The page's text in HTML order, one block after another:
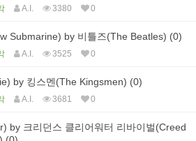
A.I. 3380 0
Submarine) by 비틀즈(The Beatles) (0)
A.I. 3525 0
by 킹스멘(The Kingsmen) (0)
A.I. 3681 0
by 크리던스 클리어워터 리바이벌(Creed